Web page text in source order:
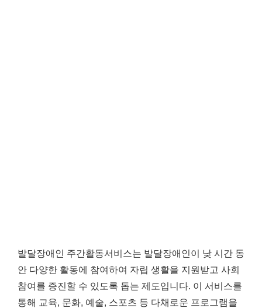
발달장애인 주간활동서비스는 발달장애인이 낮 시간 동
안 다양한 활동에 참여하여 자립 생활을 지원받고 사회
참여를 증진할 수 있도록 돕는 제도입니다. 이 서비스를
통해 교육, 문화, 예술, 스포츠 등 다채로운 프로그램을